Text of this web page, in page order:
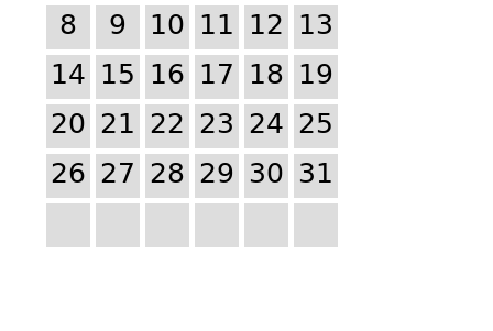
8
9 10 11 12 13
14 15 16 17 18 19
20 21 22 23 24 25
26 27 28 29 30 31